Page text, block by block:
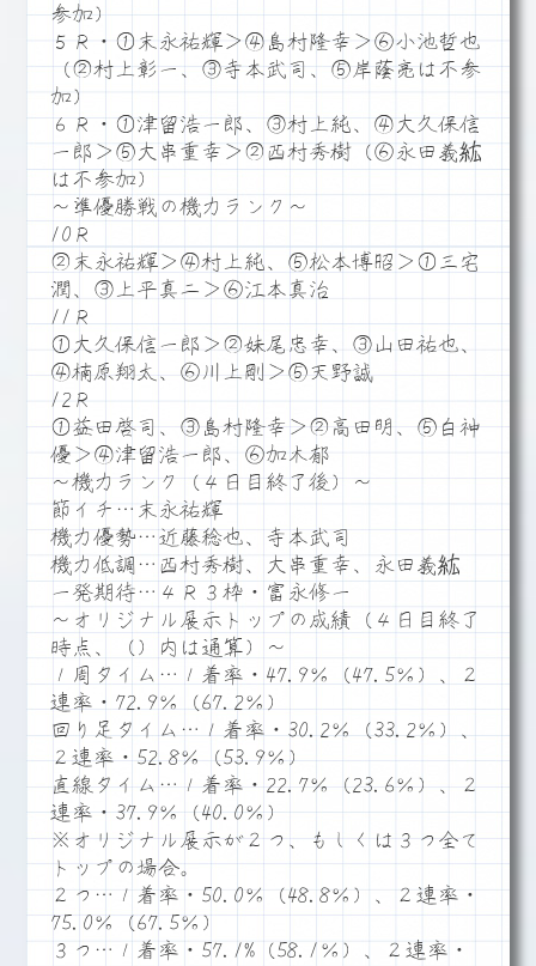
参加）
５Ｒ・①末永祐輝＞④島村隆幸＞⑥小池哲也
（②村上彰一、③寺本武司、⑤岸蔭亮は不参
加）
６Ｒ・①津留浩一郎、③村上純、④大久保信
一郎＞⑤大串重幸＞②西村秀樹（⑥永田義紘
は不参加）
～準優勝戦の機力ランク～
10Ｒ
②末永祐輝＞④村上純、⑤松本博昭＞①三宅
潤、③上平真二＞⑥江本真治
11Ｒ
①大久保信一郎＞②妹尾忠幸、③山田祐也、
④楠原翔太、⑥川上剛＞⑤天野誠
12Ｒ
①益田啓司、③島村隆幸＞②高田明、⑤白神
優＞④津留浩一郎、⑥加木郁
～機力ランク（４日目終了後）～
節イチ…末永祐輝
機力優勢…近藤稔也、寺本武司
機力低調…西村秀樹、大串重幸、永田義紘
一発期待…４Ｒ３枠・富永修一
～オリジナル展示トップの成績（４日目終了
時点、（）内は通算）～
１周タイム…１着率・47.9％（47.5％）、２
連率・72.9％（67.2％）
回り足タイム…１着率・30.2％（33.2％）、
２連率・52.8％（53.9％）
直線タイム…１着率・22.7％（23.6％）、２
連率・37.9％（40.0％）
※オリジナル展示が２つ、もしくは３つ全て
トップの場合。
２つ…１着率・50.0％（48.8％）、２連率・
75.0％（67.5％）
３つ…１着率・57.1%（58.1％）、２連率・